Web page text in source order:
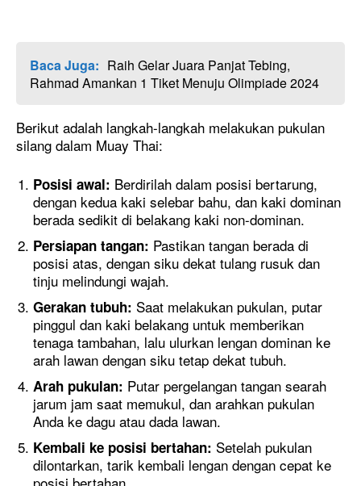
Baca Juga: Raih Gelar Juara Panjat Tebing,
Rahmad Amankan 1 Tiket Menuju Olimpiade 2024
Berikut adalah langkah-langkah melakukan pukulan
silang dalam Muay Thai:
Posisi awal: Berdirilah dalam posisi bertarung,
dengan kedua kaki selebar bahu, dan kaki dominan
berada sedikit di belakang kaki non-dominan.
Persiapan tangan: Pastikan tangan berada di
posisi atas, dengan siku dekat tulang rusuk dan
tinju melindungi wajah.
Gerakan tubuh: Saat melakukan pukulan, putar
pinggul dan kaki belakang untuk memberikan
tenaga tambahan, lalu ulurkan lengan dominan ke
arah lawan dengan siku tetap dekat tubuh.
Arah pukulan: Putar pergelangan tangan searah
jarum jam saat memukul, dan arahkan pukulan
Anda ke dagu atau dada lawan.
Kembali ke posisi bertahan: Setelah pukulan
dilontarkan, tarik kembali lengan dengan cepat ke